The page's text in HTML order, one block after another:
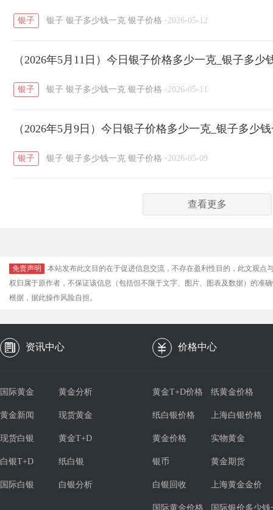
银子 银子 银子多少钱一克 银子价格 · 2026-05-12
（2026年5月11日）今日银子价格多少一克_银子多少
银子 银子 银子多少钱一克 银子价格 · 2026-05-11
（2026年5月9日）今日银子价格多少一克_银子多少
银子 银子 银子多少钱一克 银子价格 · 2026-05-09
查看更多
免责声明
本站发布此文目的在于促进信息交流，不存在盈利性目的，此文观
权归属于原作者，不保证该信息（包括但不限于文字、图片、图表及数据）的准
根据，据此操作风险自担。
资讯中心 价格中心
国际黄金 黄金分析
黄金新闻 现货黄金
现货白银 黄金T+D
白银T+D 纸白银
国际白银 白银分析
黄金T+D价格 纸黄金价格
纸白银价格 上海白银价格
黄金价格 实物黄金
银币 黄金期货
白银回收 上海黄金金价
国际黄金价格 国际银价多少钱